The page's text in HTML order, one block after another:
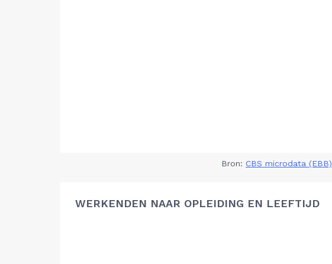
Bron: CBS microdata (EBB)
WERKENDEN NAAR OPLEIDING EN LEEFTIJD